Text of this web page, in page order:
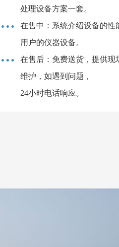
处理设备方案一套。
在售中：系统介绍设备的性
用户的仪器设备。
在售后：免费送货，提供现
维护，如遇到问题，
24小时电话响应。